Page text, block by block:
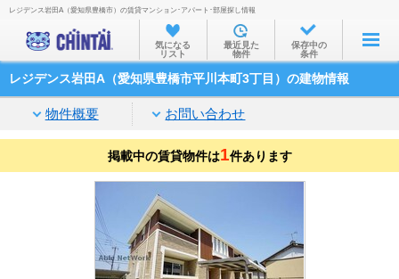
お部屋を探す
沿線・駅から
家賃相場から
通勤通学時間から
不動産会社から
TOP
レジデンス岩田A（愛知県豊橋市）の賃貸マンション･アパート･部屋探し情報
気になる
リスト
最近見た
物件
保存中の
条件
レジデンス岩田A（愛知県豊橋市平川本町3丁目）の建物情報
物件概要 お問い合わせ
掲載中の賃貸物件は1件あります